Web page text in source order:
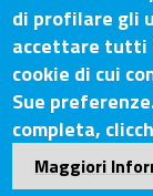
Contatti
Sede Legale:
Sede
Siena
di profilare gli
accettare tutti
cookie di cui
Sue
completa,
Maggiori